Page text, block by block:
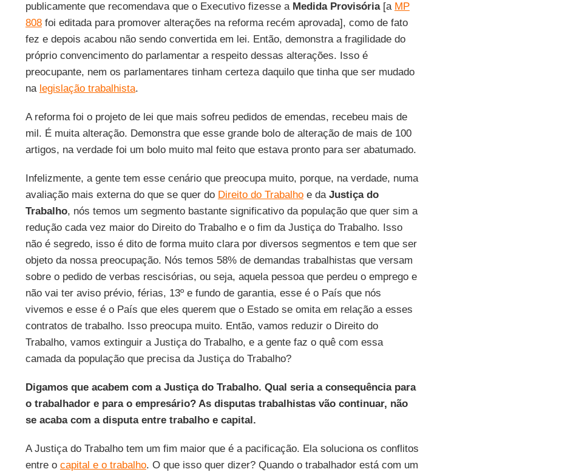
publicamente que recomendava que o Executivo fizesse a Medida Provisória[a MP
808foi editada para promover alterações na reforma recém aprovada], como de fato
fez e depois acabou não sendo convertida em lei. Então, demonstra a fragilidade do
próprio convencimento do parlamentar a respeito dessas alterações. Isso é
preocupante, nem os parlamentares tinham certeza daquilo que tinha que ser mudado
na legislação trabalhista.
A reforma foi o projeto de lei que mais sofreu pedidos de emendas, recebeu mais de
mil. É muita alteração. Demonstra que esse grande bolo de alteração de mais de 100
artigos, na verdade foi um bolo muito mal feito que estava pronto para ser abatumado.
Infelizmente, a gente tem esse cenário que preocupa muito, porque, na verdade, numa
avaliação mais externa do que se quer do Direito do Trabalhoe da Justiça do
Trabalho, nós temos um segmento bastante significativo da população que quer sim a
redução cada vez maior do Direito do Trabalho e o fim da Justiça do Trabalho. Isso
não é segredo, isso é dito de forma muito clara por diversos segmentos e tem que ser
objeto da nossa preocupação. Nós temos 58% de demandas trabalhistas que versam
sobre o pedido de verbas rescisórias, ou seja, aquela pessoa que perdeu o emprego e
não vai ter aviso prévio, férias, 13º e fundo de garantia, esse é o País que nós
vivemos e esse é o País que eles querem que o Estado se omita em relação a esses
contratos de trabalho. Isso preocupa muito. Então, vamos reduzir o Direito do
Trabalho, vamos extinguir a Justiça do Trabalho, e a gente faz o quê com essa
camada da população que precisa da Justiça do Trabalho?
Digamos que acabem com a Justiça do Trabalho. Qual seria a consequência para
o trabalhador e para o empresário? As disputas trabalhistas vão continuar, não
se acaba com a disputa entre trabalho e capital.
A Justiça do Trabalho tem um fim maior que é a pacificação. Ela soluciona os conflitos
entre o capital e o trabalho. O que isso quer dizer? Quando o trabalhador está com um